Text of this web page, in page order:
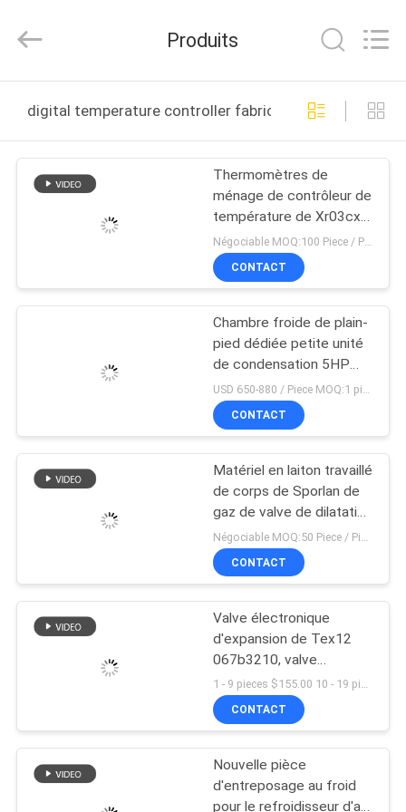
PRODUITS
AU
VISITE
D'USINE
CONTRÔLE
QUALITÉ
CONTACTEZ-
NOUVELLES
Reserved.
Produits
digital temperature controller fabrication en ligne
Thermomètres de
ménage de contrôleur de
température de Xr03cx
Digital qui respecte
l'environnement
Négociable MOQ:100 Piece / Pieces
CONTACT
Chambre froide de plain-
pied dédiée petite unité
de condensation 5HP
rouleau hermétique
R404A contrôleur
numérique stockage frais
CONTACT
Matériel en laiton travaillé
de corps de Sporlan de
gaz de valve de dilatation
thermique d'Ove-40-
Cp100 R407c
CONTACT
Valve électronique
d'expansion de Tex12
067b3210, valve
électronique d'expansion
de climatiseur
automatique industrielle
1 - 9 pieces $155.00 10 - 19 pieces $141.00 >= 20 pieces $127.00 MOQ:1 (morceaux)
CONTACT
Nouvelle pièce
d'entreposage au froid
pour le refroidisseur d'air